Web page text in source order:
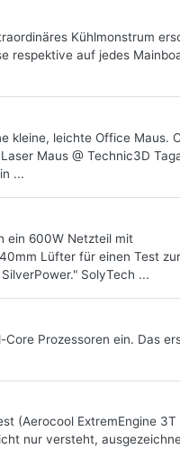
Kühlmonstrum
respektive auf jedes
kleine, leichte Office Maus.
Maus @ Technic3D
...
ein 600W Netzteil mit
Lüfter für einen Test zur
SolyTech ...
Prozessoren ein. Das
(Aerocool ExtremEngine
nur versteht,